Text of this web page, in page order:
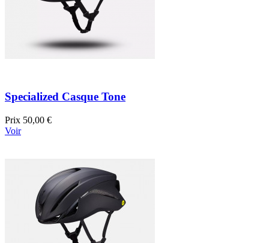
Specialized Casque Tone
Prix 50,00 €
Voir